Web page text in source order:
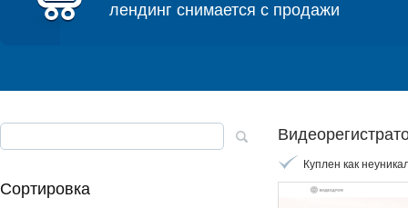
лендинг снимается с продажи
Сортировка
Куплен как